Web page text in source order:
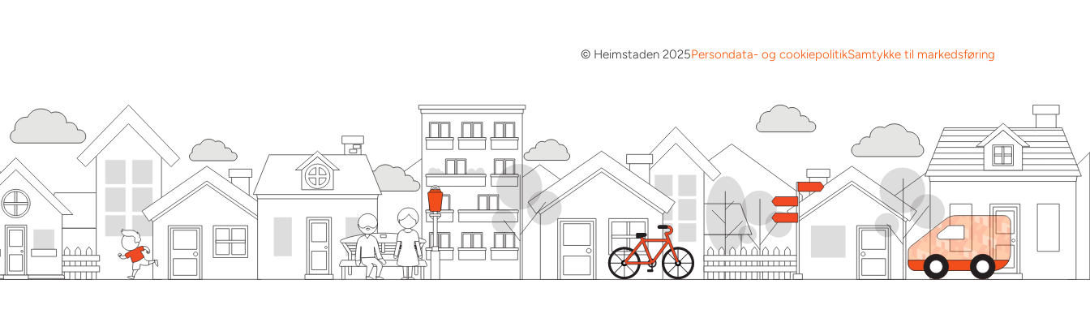
© Heimstaden 2025Persondata- og cookiepolitikSamtykke til markedsføring